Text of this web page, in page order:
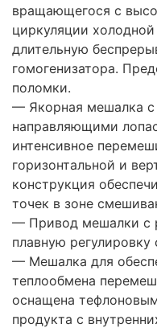
вращающегося с
циркуляции
длительную
гомогенизатора.
поломки.
— Якорная мешалка с
направляющими
интенсивное
горизонтальной и
конструкция
точек в зоне
— Привод мешалки с
плавную
— Мешалка для
теплообмена
оснащена
продукта с